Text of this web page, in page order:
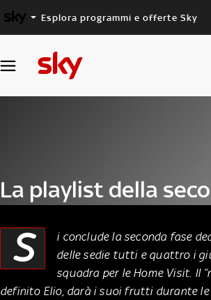
Esplora programmi e offerte Sky
La playlist della
09 Ottobre 2015
S
i conclude la seconda fase
delle sedie tutti e quattro i
squadra per le Home Visit. Il
definito Elio, darà i suoi frutti durante